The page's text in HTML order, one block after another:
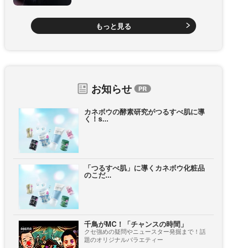
もっと見る
お知らせ
カネボウの酵素研究がつるすべ肌に導
く！s...
「つるすべ肌」に導くカネボウ化粧品
のこだ...
千鳥がMC！「チャンスの時間」
クセ強めの疑問やニュースター発掘まで！話
題のオリジナルバラエティー